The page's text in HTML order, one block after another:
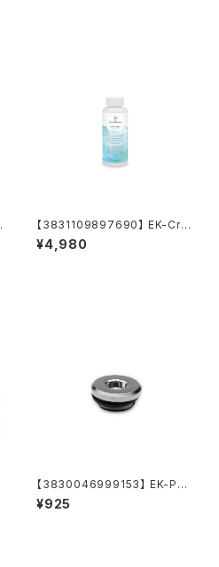
【3831109897690】 EK-Cry
oFuel Loop Cleaner (Conc
entrate 250mL)
¥4,980
【3830046999153】 EK-PLU
G G1/4
¥925